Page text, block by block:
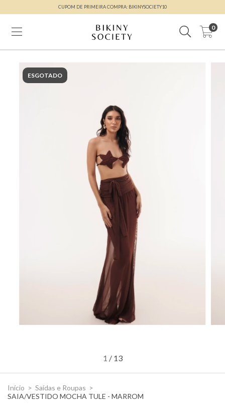
CUPOM DE PRIMEIRA COMPRA: BIKINYSOCIETY10
0
ESGOTADO
1 / 13
Início > Saídas e Roupas >
SAIA/VESTIDO MOCHA TULE - MARROM